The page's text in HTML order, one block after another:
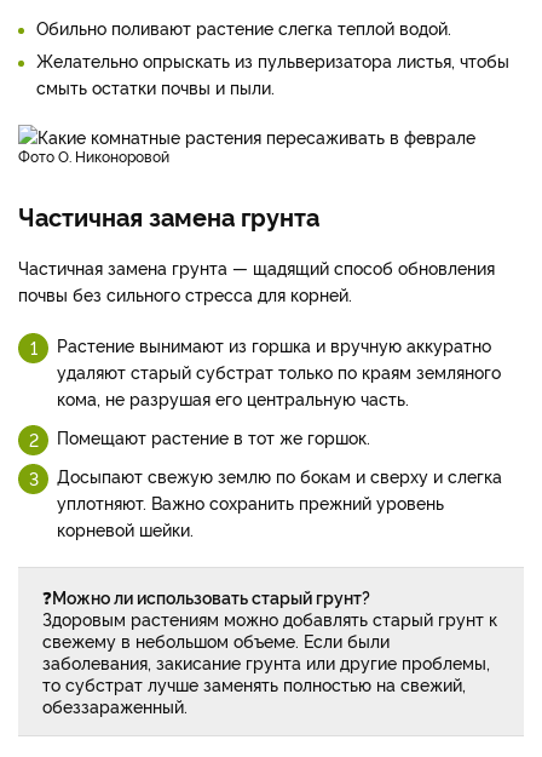
Обильно поливают растение слегка теплой водой.
Желательно опрыскать из пульверизатора листья, чтобы
смыть остатки почвы и пыли.
фото О. Никоноровой
Частичная замена грунта
Частичная замена грунта — щадящий способ обновления
почвы без сильного стресса для корней.
Растение вынимают из горшка и вручную аккуратно
удаляют старый субстрат только по краям земляного
кома, не разрушая его центральную часть.
Помещают растение в тот же горшок.
Досыпают свежую землю по бокам и сверху и слегка
уплотняют. Важно сохранить прежний уровень
корневой шейки.
❓Можно ли использовать старый грунт?
Здоровым растениям можно добавлять старый грунт к
свежему в небольшом объеме. Если были
заболевания, закисание грунта или другие проблемы,
то субстрат лучше заменять полностью на свежий,
обеззараженный.